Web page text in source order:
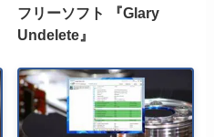
フリーソフト 『Glary
Undelete』